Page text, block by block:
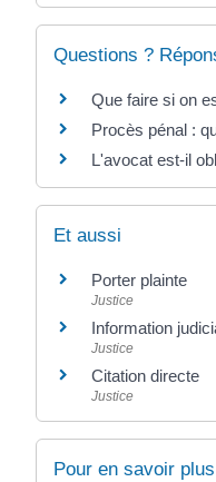
Questions ?
Que faire si on
Procès pénal :
L'avocat est-il
Et aussi
Porter plainte
Justice
Information
Justice
Citation directe
Justice
Pour en savoir plus